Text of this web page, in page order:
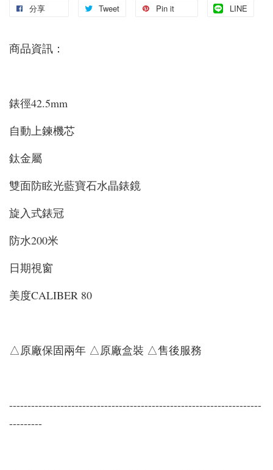
分享 Tweet Pin it LINE
商品資訊：
錶徑42.5mm
自動上鍊機芯
鈦金屬
雙面防眩光藍寶石水晶錶鏡
旋入式錶冠
防水200米
日期視窗
美度CALIBER 80
△原廠保固兩年 △原廠盒裝 △售後服務
---------------------------------------------------------------------
---------